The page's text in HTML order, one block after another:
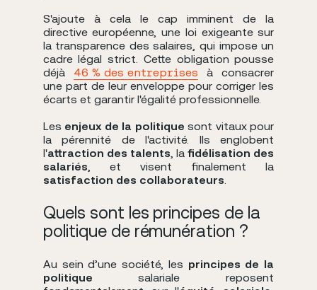
S'ajoute à cela le cap imminent de la
directive européenne, une loi exigeante sur
la transparence des salaires, qui impose un
cadre légal strict. Cette obligation pousse
déjà 46 % des entreprises à consacrer
une part de leur enveloppe pour corriger les
écarts et garantir l'égalité professionnelle.
Les enjeux de la politique sont vitaux pour
la pérennité de l'activité. Ils englobent
l'attraction des talents, lafidélisation des
salariés, et visent finalement la
satisfaction des collaborateurs.
Quels sont les principes de la
politique de rémunération ?
Au sein d’une société, les principes de la
politique salariale reposent